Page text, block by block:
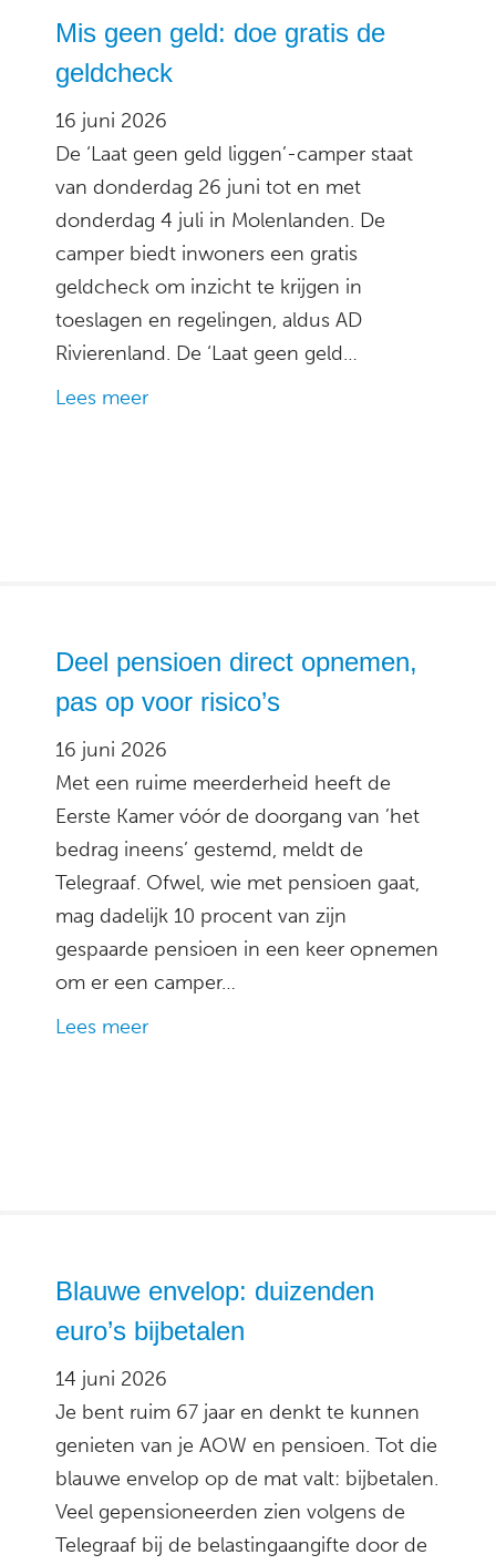
Mis geen geld: doe gratis de
geldcheck
16 juni 2026
De ‘Laat geen geld liggen’-camper staat
van donderdag 26 juni tot en met
donderdag 4 juli in Molenlanden. De
camper biedt inwoners een gratis
geldcheck om inzicht te krijgen in
toeslagen en regelingen, aldus AD
Rivierenland. De ‘Laat geen geld…
Lees meer
Deel pensioen direct opnemen,
pas op voor risico’s
16 juni 2026
Met een ruime meerderheid heeft de
Eerste Kamer vóór de doorgang van ’het
bedrag ineens’ gestemd, meldt de
Telegraaf. Ofwel, wie met pensioen gaat,
mag dadelijk 10 procent van zijn
gespaarde pensioen in een keer opnemen
om er een camper…
Lees meer
Blauwe envelop: duizenden
euro’s bijbetalen
14 juni 2026
Je bent ruim 67 jaar en denkt te kunnen
genieten van je AOW en pensioen. Tot die
blauwe envelop op de mat valt: bijbetalen.
Veel gepensioneerden zien volgens de
Telegraaf bij de belastingaangifte door de